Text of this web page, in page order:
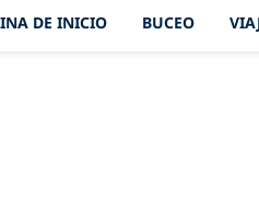
DE INICIO BUCEO